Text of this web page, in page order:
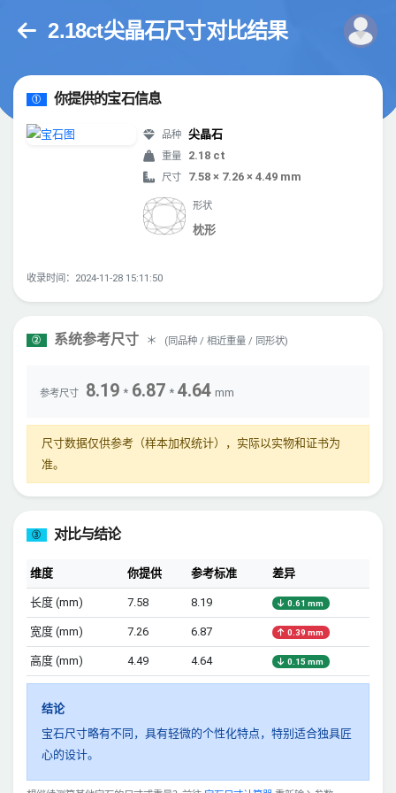
2.18ct尖晶石尺寸对比结果
① 你提供的宝石信息
品种 尖晶石
重量 2.18 ct
尺寸 7.58 × 7.26 × 4.49 mm
形状
枕形
收录时间：2024-11-28 15:11:50
② 系统参考尺寸 ＊ (同品种 / 相近重量 / 同形状)
参考尺寸 8.19 * 6.87 * 4.64 mm
尺寸数据仅供参考（样本加权统计），实际以实物和证书为
准。
③ 对比与结论
维度 你提供 参考标准 差异
长度 (mm) 7.58 8.19 0.61 mm
宽度 (mm) 7.26 6.87 0.39 mm
高度 (mm) 4.49 4.64 0.15 mm
结论
宝石尺寸略有不同，具有轻微的个性化特点，特别适合独具匠
心的设计。